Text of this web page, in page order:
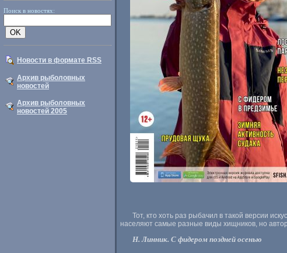
Поиск в новостях:
Новости в формате RSS
Архив рыболовных
новостей
Архив рыболовных
новостей 2005
Тот, кто хоть раз рыбачил в такой версии
населяют самые разные виды хищников, но
Н. Линник. С фидером поздней осенью